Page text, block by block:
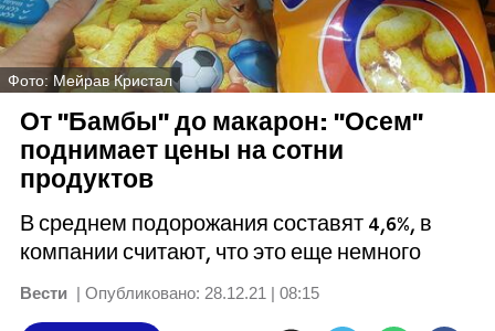
Фото: Мейрав Кристал
От "Бамбы" до макарон: "Осем"
поднимает цены на сотни
продуктов
В среднем подорожания составят 4,6%, в
компании считают, что это еще немного
Вести | Опубликовано: 28.12.21 | 08:15